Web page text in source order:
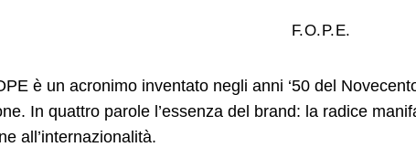
F.O.P.E.
è un acronimo inventato negli anni ‘50 del
In quattro parole l’essenza del brand: la radice
all’internazionalità.